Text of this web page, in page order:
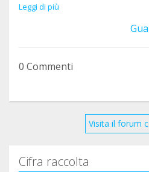
Nos hemos hecho cargo de
72/
Leggi di più
0 Commenti
Visita il forum
Cifra raccolta